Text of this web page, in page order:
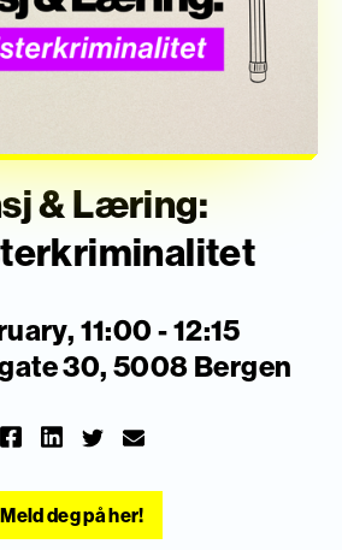
& Læring:
11:00 - 12:15
30, 5008 Bergen
Meld deg på her!